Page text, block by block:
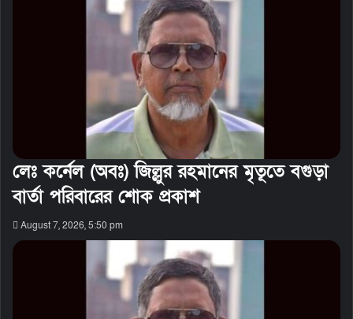
লেঃ কর্নেল (অবঃ) জিল্লুর রহমানের মৃতূতে বগুড়া
বার্তা পরিবারের শোক প্রকাশ
August 7, 2026, 5:50 pm